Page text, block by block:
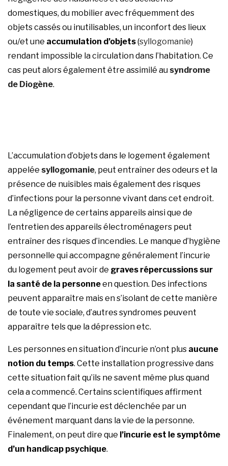
domestiques, du mobilier avec fréquemment des
objets cassés ou inutilisables, un inconfort des lieux
ou/et une accumulation d’objets(syllogomanie)
rendant impossible la circulation dans l’habitation. Ce
cas peut alors également être assimilé au syndrome
de Diogène.
L’accumulation d’objets dans le logement également
appelée syllogomanie, peut entraîner des odeurs et la
présence de nuisibles mais également des risques
d’infections pour la personne vivant dans cet endroit.
La négligence de certains appareils ainsi que de
l’entretien des appareils électroménagers peut
entraîner des risques d’incendies. Le manque d’hygiène
personnelle qui accompagne généralement l’incurie
du logement peut avoir de graves répercussions sur
la santé de la personneen question. Des infections
peuvent apparaître mais en s’isolant de cette manière
de toute vie sociale, d’autres syndromes peuvent
apparaître tels que la dépression etc.
Les personnes en situation d’incurie n’ont plus aucune
notion du temps. Cette installation progressive dans
cette situation fait qu’ils ne savent même plus quand
cela a commencé. Certains scientifiques affirment
cependant que l’incurie est déclenchée par un
événement marquant dans la vie de la personne.
Finalement, on peut dire que l’incurie est le symptôme
d’un handicap psychique.